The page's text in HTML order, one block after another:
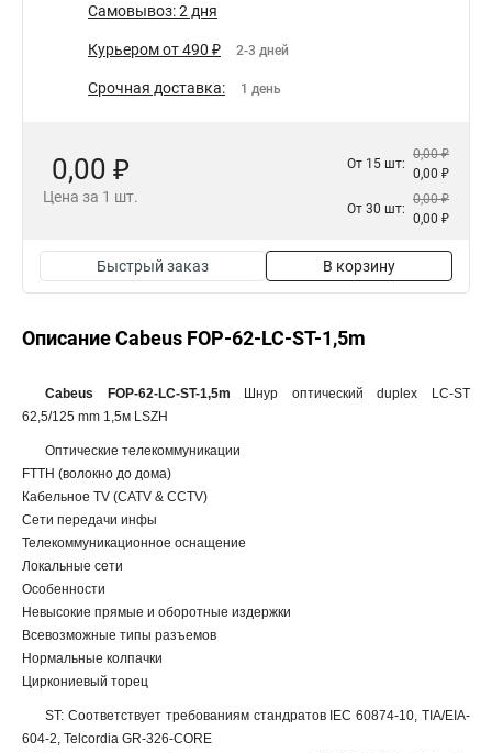
Самовывоз: 2 дня
Курьером от 490 ₽ 2-3 дней
Срочная доставка: 1 день
0,00 ₽
Цена за 1 шт.
От 15 шт:
0,00 ₽
0,00 ₽
От 30 шт:
0,00 ₽
0,00 ₽
Быстрый заказ В корзину
Описание Cabeus FOP-62-LC-ST-1,5m
Cabeus FOP-62-LC-ST-1,5m Шнур оптический duplex LC-ST
62,5/125 mm 1,5м LSZH
Оптические телекоммуникации
FTTH (волокно до дома)
Кабельное TV (CATV & CCTV)
Сети передачи инфы
Телекоммуникационное оснащение
Локальные сети
Особенности
Невысокие прямые и оборотные издержки
Всевозможные типы разъемов
Нормальные колпачки
Циркониевый торец
ST: Соответствует требованиям стандратов IEC 60874-10, TIA/EIA-
604-2, Telcordia GR-326-CORE